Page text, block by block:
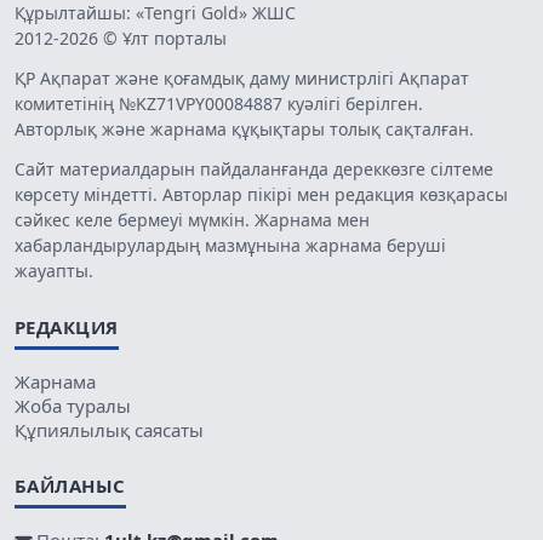
Құрылтайшы: «Tengri Gold» ЖШС
2012-2026 © Ұлт порталы
ҚР Ақпарат және қоғамдық даму министрлігі Ақпарат
комитетінің №KZ71VPY00084887 куәлігі берілген.
Авторлық және жарнама құқықтары толық сақталған.
Сайт материалдарын пайдаланғанда дереккөзге сілтеме
көрсету міндетті. Авторлар пікірі мен редакция көзқарасы
сәйкес келе бермеуі мүмкін. Жарнама мен
хабарландырулардың мазмұнына жарнама беруші
жауапты.
РЕДАКЦИЯ
Жарнама
Жоба туралы
Құпиялылық саясаты
БАЙЛАНЫС